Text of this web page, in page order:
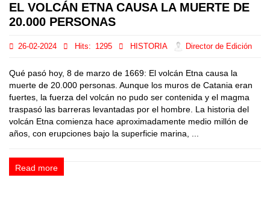
EL VOLCÁN ETNA CAUSA LA MUERTE DE
20.000 PERSONAS
26-02-2024 Hits: 1295 HISTORIA Director de Edición
Qué pasó hoy, 8 de marzo de 1669: El volcán Etna causa la
muerte de 20.000 personas. Aunque los muros de Catania eran
fuertes, la fuerza del volcán no pudo ser contenida y el magma
traspasó las barreras levantadas por el hombre. La historia del
volcán Etna comienza hace aproximadamente medio millón de
años, con erupciones bajo la superficie marina, ...
Read more